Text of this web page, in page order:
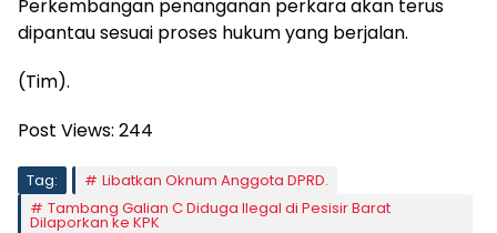
Perkembangan penanganan perkara akan terus
dipantau sesuai proses hukum yang berjalan.
(Tim).
Post Views: 244
Tag:
Libatkan Oknum Anggota DPRD.
Tambang Galian C Diduga Ilegal di Pesisir Barat
Dilaporkan ke KPK